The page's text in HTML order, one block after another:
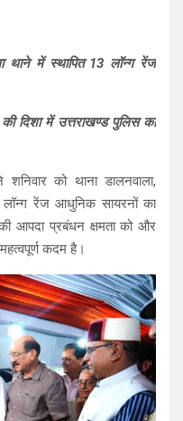
थाने में स्थापित 13 लॉन्ग रेंज
दिशा में उत्तराखण्ड पुलिस का
को थाना डालनवाला,
लॉन्ग रेंज आधुनिक सायरनों का
आपदा प्रबंधन क्षमता को और
कदम है।